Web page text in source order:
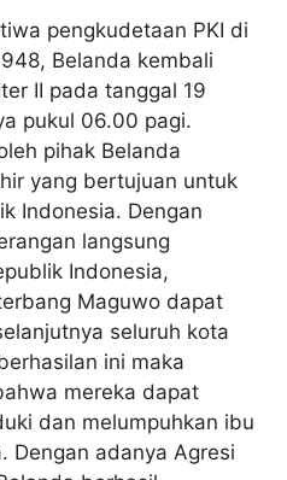
pengkudetaan PKI di
Belanda kembali
II pada tanggal 19
pukul 06.00 pagi.
pihak Belanda
yang bertujuan untuk
Indonesia. Dengan
langsung
Indonesia,
Maguwo dapat
seluruh kota
ini maka
mereka dapat
dan melumpuhkan ibu
Dengan adanya Agresi